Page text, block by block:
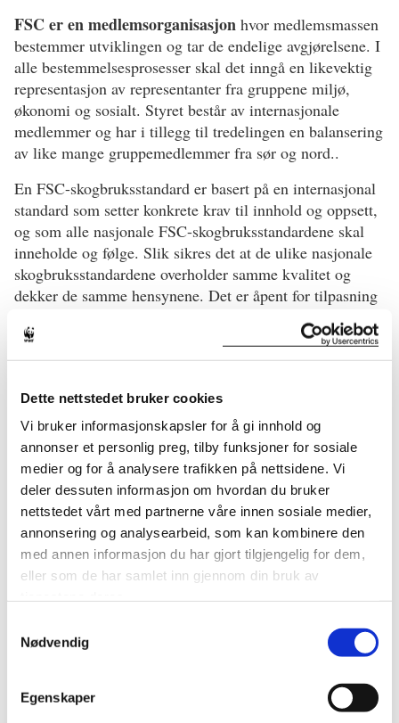
Dette nettstedet bruker cookies
Vi bruker informasjonskapsler for å gi innhold og
annonser et personlig preg, tilby funksjoner for sosiale
medier og for å analysere trafikken på nettsidene. Vi
deler dessuten informasjon om hvordan du bruker
nettstedet vårt med partnerne våre innen sosiale medier,
annonsering og analysearbeid, som kan kombinere den
med annen informasjon du har gjort tilgjengelig for dem,
eller som de har samlet inn gjennom din bruk av
Nødvendig
Egenskaper
FSC er en medlemsorganisasjon hvor medlemsmassen
bestemmer utviklingen og tar de endelige avgjørelsene. I
alle bestemmelsesprosesser skal det inngå en likevektig
representasjon av representanter fra gruppene miljø,
økonomi og sosialt. Styret består av internasjonale
medlemmer og har i tillegg til tredelingen en balansering
av like mange gruppemedlemmer fra sør og nord..
En FSC-skogbruksstandard er basert på en internasjonal
standard som setter konkrete krav til innhold og oppsett,
og som alle nasjonale FSC-skogbruksstandardene skal
inneholde og følge. Slik sikres det at de ulike nasjonale
skogbruksstandardene overholder samme kvalitet og
dekker de samme hensynene. Det er åpent for tilpasning
til nasjonale forhold, natur, tradisjon og kultur, men alle
tilpasninger vurderes nøye opp not de internasjonale
kravene.
WWF mener FSC-sertifisering kan gjøre en forskjell.
Det finnes mange studier som har undersøkt effekten av
FSC-sertifisering og skånsomme hogstformer i tropisk
skog.Flere studier har konkludert med at FSC-
sertifisering av skog har ført til direkte positive endringer
både for lokalsamfunn og miljø, sammenlignet med
usertifisert skog.
FSC I NORGE
med kravene til miljøhensyn som stilles til skogsdrift.
Derfor har WWF Verdens naturfond og Sabima siden
representanter for skogbruk, fagforeninger, friluftsliv